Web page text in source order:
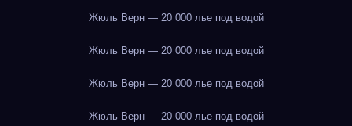
Жюль Верн — 20 000 лье под водой
Жюль Верн — 20 000 лье под водой
Жюль Верн — 20 000 лье под водой
Жюль Верн — 20 000 лье под водой